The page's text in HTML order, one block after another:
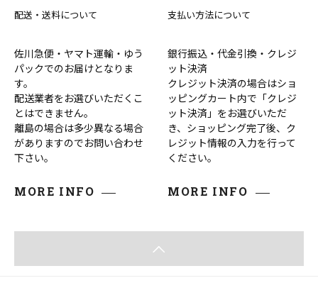
配送・送料について
佐川急便・ヤマト運輸・ゆう
パックでのお届けとなりま
す。
配送業者をお選びいただくこ
とはできません。
離島の場合は多少異なる場合
がありますのでお問い合わせ
下さい。
MORE INFO
支払い方法について
銀行振込・代金引換・クレジ
ット決済
クレジット決済の場合はショ
ッピングカート内で「クレジ
ット決済」をお選びいただ
き、ショッピング完了後、ク
レジット情報の入力を行って
ください。
MORE INFO